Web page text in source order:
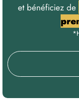
et bénéficiez de